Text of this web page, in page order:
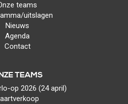
teams
uitslagen
Nieuws
Agenda
Contact
TEAMS
op 2026 (24 april)